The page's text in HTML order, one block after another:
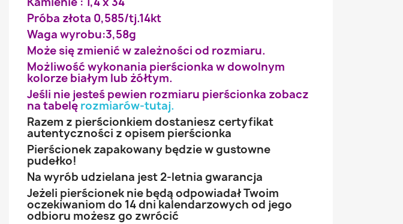
Próba złota 0,585/tj.14kt
Waga wyrobu:3,58g
Może się zmienić w zależności od rozmiaru.
Możliwość wykonania pierścionka w dowolnym
kolorze białym lub żółtym.
Jeśli nie jesteś pewien rozmiaru pierścionka zobacz
na tabelę rozmiarów-tutaj.
Razem z pierścionkiem dostaniesz certyfikat
autentyczności z opisem pierścionka
Pierścionek zapakowany będzie w gustowne
pudełko!
Na wyrób udzielana jest 2-letnia gwarancja
Jeżeli pierścionek nie będą odpowiadał Twoim
oczekiwaniom do 14 dni kalendarzowych od jego
odbioru możesz go zwrócić